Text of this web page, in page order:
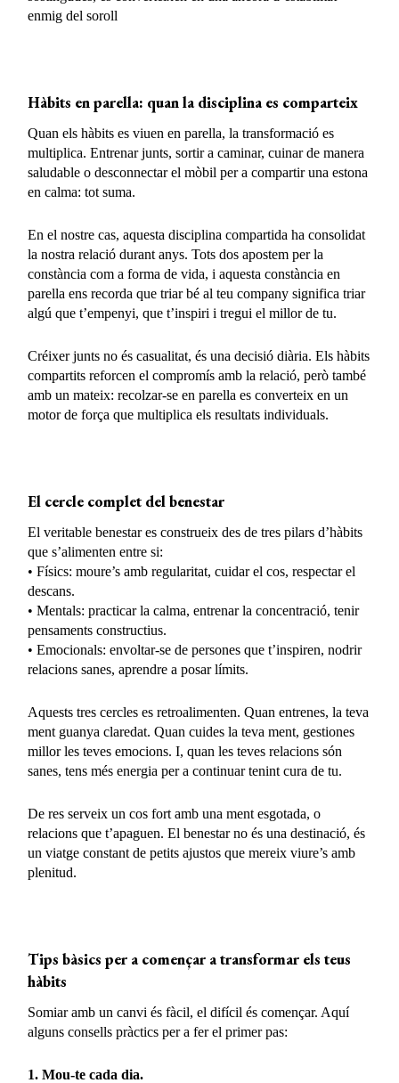
enmig del soroll
Hàbits en parella: quan la disciplina es comparteix
Quan els hàbits es viuen en parella, la transformació es
multiplica. Entrenar junts, sortir a caminar, cuinar de manera
saludable o desconnectar el mòbil per a compartir una estona
en calma: tot suma.
En el nostre cas, aquesta disciplina compartida ha consolidat
la nostra relació durant anys. Tots dos apostem per la
constància com a forma de vida, i aquesta constància en
parella ens recorda que triar bé al teu company significa triar
algú que t’empenyi, que t’inspiri i tregui el millor de tu.
Créixer junts no és casualitat, és una decisió diària. Els hàbits
compartits reforcen el compromís amb la relació, però també
amb un mateix: recolzar-se en parella es converteix en un
motor de força que multiplica els resultats individuals.
El cercle complet del benestar
El veritable benestar es construeix des de tres pilars d’hàbits
que s’alimenten entre si:
• Físics: moure’s amb regularitat, cuidar el cos, respectar el
descans.
• Mentals: practicar la calma, entrenar la concentració, tenir
pensaments constructius.
• Emocionals: envoltar-se de persones que t’inspiren, nodrir
relacions sanes, aprendre a posar límits.
Aquests tres cercles es retroalimenten. Quan entrenes, la teva
ment guanya claredat. Quan cuides la teva ment, gestiones
millor les teves emocions. I, quan les teves relacions són
sanes, tens més energia per a continuar tenint cura de tu.
De res serveix un cos fort amb una ment esgotada, o
relacions que t’apaguen. El benestar no és una destinació, és
un viatge constant de petits ajustos que mereix viure’s amb
plenitud.
Tips bàsics per a començar a transformar els teus
hàbits
Somiar amb un canvi és fàcil, el difícil és començar. Aquí
alguns consells pràctics per a fer el primer pas:
1. Mou-te cada dia.